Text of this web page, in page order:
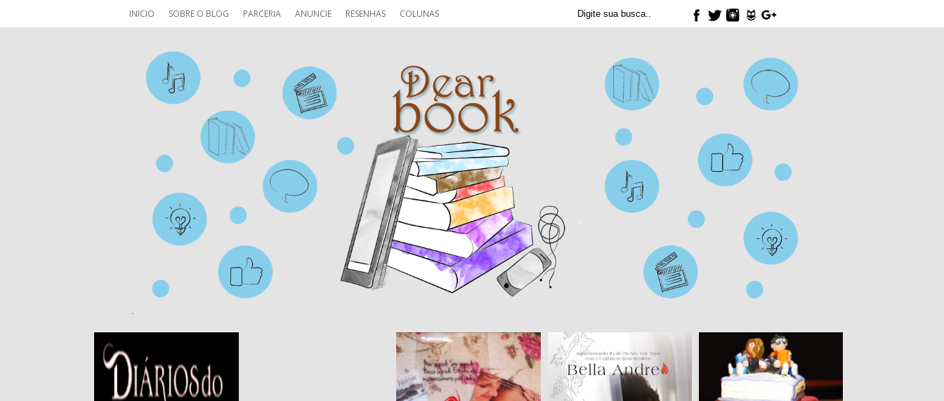
INICIO SOBRE O BLOG PARCERIA ANUNCIE RESENHAS COLUNAS